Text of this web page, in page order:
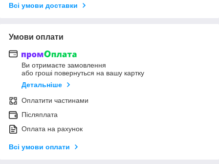
Всі умови доставки
Умови оплати
Ви отримаєте замовлення
або гроші повернуться на вашу картку
Детальніше
Оплатити частинами
Післяплата
Оплата на рахунок
Всі умови оплати